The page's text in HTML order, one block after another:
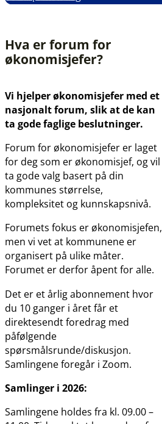
Hva er forum for
økonomisjefer?
Vi hjelper økonomisjefer med et
nasjonalt forum, slik at de kan
ta gode faglige beslutninger.
Forum for økonomisjefer er laget
for deg som er økonomisjef, og vil
ta gode valg basert på din
kommunes størrelse,
kompleksitet og kunnskapsnivå.
Forumets fokus er økonomisjefen,
men vi vet at kommunene er
organisert på ulike måter.
Forumet er derfor åpent for alle.
Det er et årlig abonnement hvor
du 10 ganger i året får et
direktesendt foredrag med
påfølgende
spørsmålsrunde/diskusjon.
Samlingene foregår i Zoom.
Samlinger i 2026:
Samlingene holdes fra kl. 09.00 –